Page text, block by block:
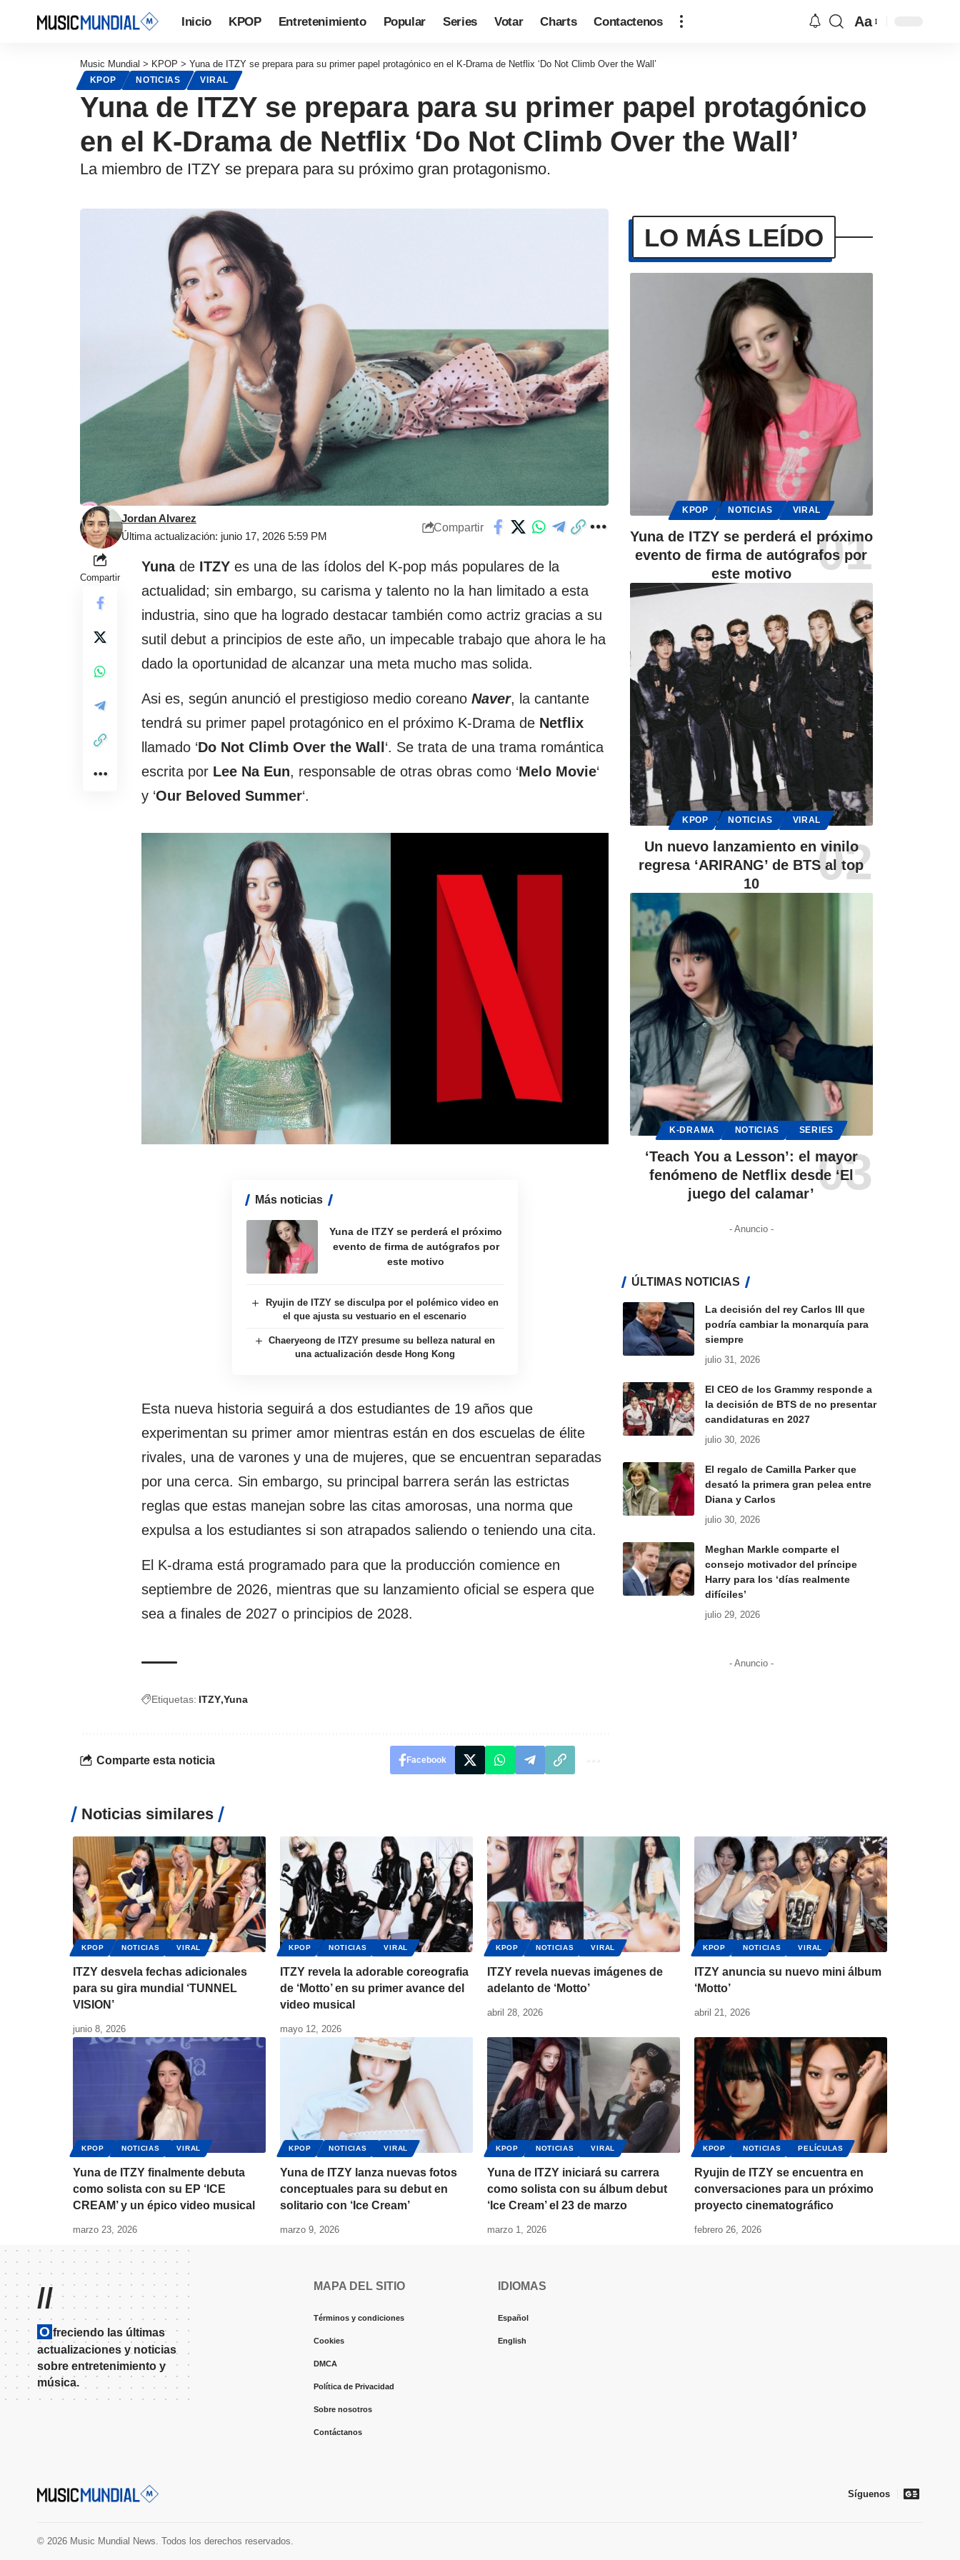
Inicio KPOP Entretenimiento Popular Series Votar Charts Contactenos Aa
Music Mundial > KPOP > Yuna de ITZY se prepara para su primer papel protagónico en el K-Drama de Netflix ‘Do Not Climb Over the Wall’
KPOP NOTICIAS VIRAL
Yuna de ITZY se prepara para su primer papel protagónico
en el K-Drama de Netflix ‘Do Not Climb Over the Wall’
La miembro de ITZY se prepara para su próximo gran protagonismo.
Última actualización: junio 17, 2026 5:59 PM
Jordan Alvarez
Compartir
Compartir
Yunade ITZY es una de las ídolos del K-pop más populares de la
actualidad; sin embargo, su carisma y talento no la han limitado a esta
industria, sino que ha logrado destacar también como actriz gracias a su
sutil debut a principios de este año, un impecable trabajo que ahora le ha
dado la oportunidad de alcanzar una meta mucho mas solida.
Asi es, según anunció el prestigioso medio coreano Naver, la cantante
tendrá su primer papel protagónico en el próximo K-Drama de Netflix
llamado ‘Do Not Climb Over the Wall ‘. Se trata de una trama romántica
escrita por Lee Na Eun, responsable de otras obras como ‘Melo Movie‘
y ‘Our Beloved Summer‘.
Más noticias
Yuna de ITZY se perderá el próximo
evento de firma de autógrafos por
este motivo
Ryujin de ITZY se disculpa por el polémico video en
el que ajusta su vestuario en el escenario
Chaeryeong de ITZY presume su belleza natural en
una actualización desde Hong Kong
Esta nueva historia seguirá a dos estudiantes de 19 años que
experimentan su primer amor mientras están en dos escuelas de élite
rivales, una de varones y una de mujeres, que se encuentran separadas
por una cerca. Sin embargo, su principal barrera serán las estrictas
reglas que estas manejan sobre las citas amorosas, una norma que
expulsa a los estudiantes si son atrapados saliendo o teniendo una cita.
El K-drama está programado para que la producción comience en
septiembre de 2026, mientras que su lanzamiento oficial se espera que
sea a finales de 2027 o principios de 2028.
Etiquetas: ITZY Yuna
Comparte esta noticia Facebook
LO MÁS LEÍDO
KPOP NOTICIAS VIRAL
Yuna de ITZY se perderá el próximo
evento de firma de autógrafos por
este motivo
KPOP NOTICIAS VIRAL
Un nuevo lanzamiento en vinilo
regresa ‘ARIRANG’ de BTS al top
10
K-DRAMA NOTICIAS SERIES
‘Teach You a Lesson’: el mayor
fenómeno de Netflix desde ‘El
juego del calamar’
- Anuncio -
ÚLTIMAS NOTICIAS
La decisión del rey Carlos III que
podría cambiar la monarquía para
siempre
julio 31, 2026
El CEO de los Grammy responde a
la decisión de BTS de no presentar
candidaturas en 2027
julio 30, 2026
El regalo de Camilla Parker que
desató la primera gran pelea entre
Diana y Carlos
julio 30, 2026
Meghan Markle comparte el
consejo motivador del príncipe
Harry para los ‘días realmente
difíciles’
julio 29, 2026
- Anuncio -
Noticias similares
KPOP NOTICIAS VIRAL
ITZY desvela fechas adicionales
para su gira mundial ‘TUNNEL
VISION’
junio 8, 2026
KPOP NOTICIAS VIRAL
ITZY revela la adorable coreografia
de ‘Motto’ en su primer avance del
video musical
mayo 12, 2026
KPOP NOTICIAS VIRAL
ITZY revela nuevas imágenes de
adelanto de ‘Motto’
abril 28, 2026
KPOP NOTICIAS VIRAL
ITZY anuncia su nuevo mini álbum
‘Motto’
abril 21, 2026
KPOP NOTICIAS VIRAL
Yuna de ITZY finalmente debuta
como solista con su EP ‘ICE
CREAM’ y un épico video musical
marzo 23, 2026
KPOP NOTICIAS VIRAL
Yuna de ITZY lanza nuevas fotos
conceptuales para su debut en
solitario con ‘Ice Cream’
marzo 9, 2026
KPOP NOTICIAS VIRAL
Yuna de ITZY iniciará su carrera
como solista con su álbum debut
‘Ice Cream’ el 23 de marzo
marzo 1, 2026
KPOP NOTICIAS PELÍCULAS
Ryujin de ITZY se encuentra en
conversaciones para un próximo
proyecto cinematográfico
febrero 26, 2026
//
O freciendo las últimas
actualizaciones y noticias
sobre entretenimiento y
música.
MAPA DEL SITIO
Términos y condiciones
Cookies
DMCA
Política de Privacidad
Sobre nosotros
Contáctanos
IDIOMAS
Español
English
Síguenos
© 2026 Music Mundial News. Todos los derechos reservados.